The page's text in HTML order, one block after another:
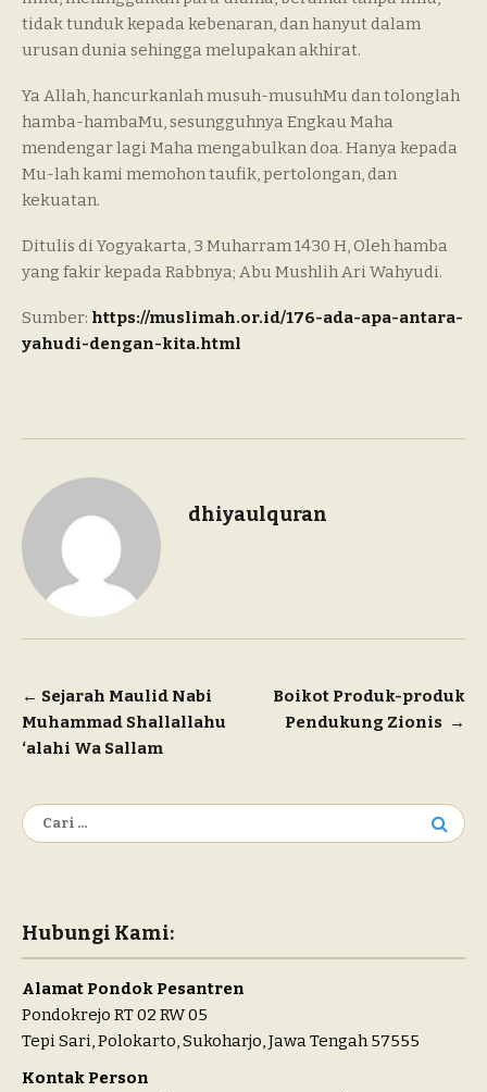
tidak tunduk kepada kebenaran, dan hanyut dalam
urusan dunia sehingga melupakan akhirat.
Ya Allah, hancurkanlah musuh-musuhMu dan tolonglah
hamba-hambaMu, sesungguhnya Engkau Maha
mendengar lagi Maha mengabulkan doa. Hanya kepada
Mu-lah kami memohon taufik, pertolongan, dan
kekuatan.
Ditulis di Yogyakarta, 3 Muharram 1430 H, Oleh hamba
yang fakir kepada Rabbnya; Abu Mushlih Ari Wahyudi.
Sumber: https://muslimah.or.id/176-ada-apa-antara-
yahudi-dengan-kita.html
dhiyaulquran
Navigasi
pos
← Sejarah Maulid Nabi
Muhammad Shallallahu
‘alahi Wa Sallam
Boikot Produk-produk
Pendukung Zionis →
Cari
untuk:
Hubungi Kami:
Alamat Pondok Pesantren
Pondokrejo RT 02 RW 05
Tepi Sari, Polokarto, Sukoharjo, Jawa Tengah 57555
Kontak Person